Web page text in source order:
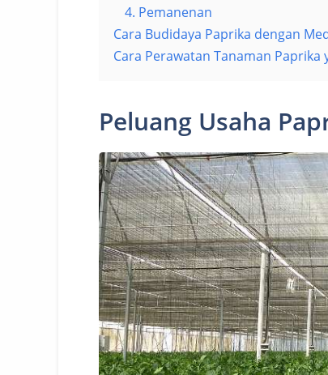
4. Pemanenan
Cara Budidaya Paprika dengan
Cara Perawatan Tanaman Paprika
Peluang Usaha